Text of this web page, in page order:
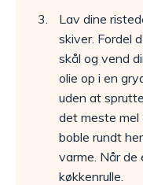
Lav dine
skiver. Fordel
skål og vend
olie op i en
uden at
det meste mel
boble rundt
varme. Når de
køkkenrulle.